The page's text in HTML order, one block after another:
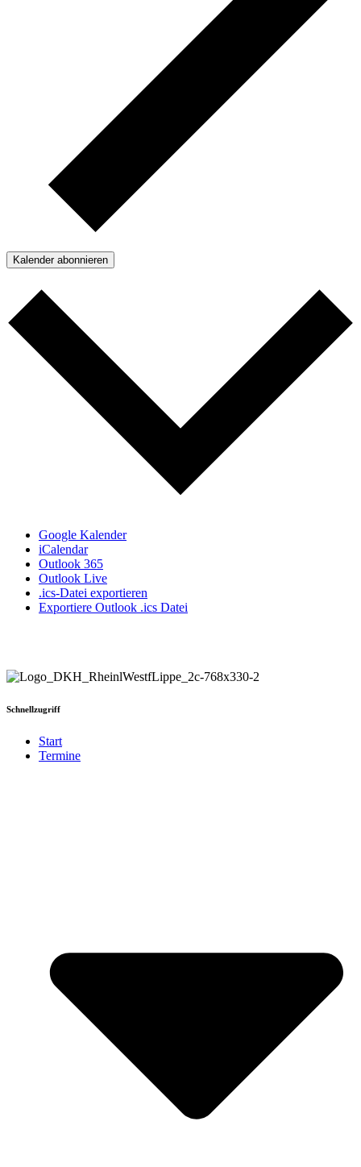
Kalender abonnieren
Google Kalender
iCalendar
Outlook 365
Outlook Live
.ics-Datei exportieren
Exportiere Outlook .ics Datei
Schnellzugriff
Start
Termine